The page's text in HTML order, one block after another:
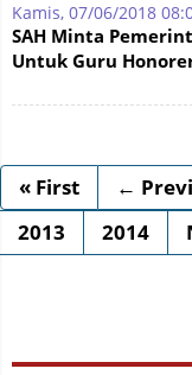
Kamis, 07/06/2018
SAH Minta
Untuk Guru
« First ←
2013
2014